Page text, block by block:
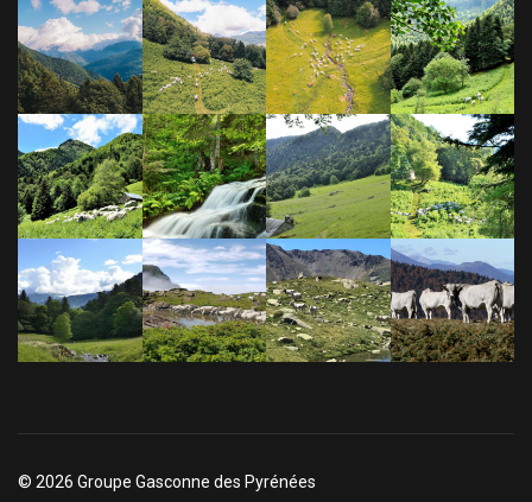
© 2026 Groupe Gasconne des Pyrénées